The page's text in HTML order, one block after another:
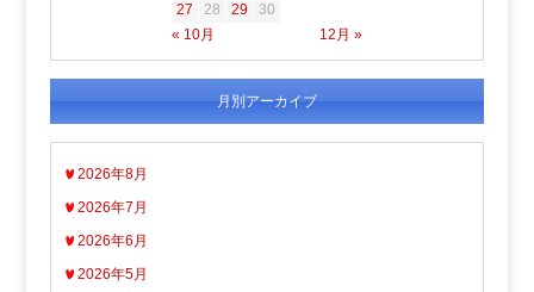
« 10月 12月 »
27
28 29 30
月別アーカイブ
2026年8月
2026年7月
2026年6月
2026年5月